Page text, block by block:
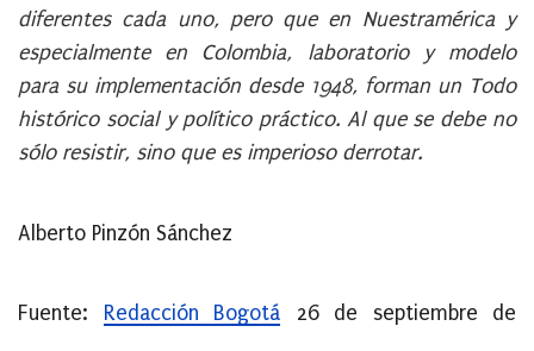
diferentes cada uno, pero que en Nuestramérica y
especialmente en Colombia, laboratorio y modelo
para su implementación desde 1948, forman un Todo
histórico social y político práctico. Al que se debe no
sólo resistir, sino que es imperioso derrotar.
Alberto Pinzón Sánchez
Fuente: Redacción Bogotá 26 de septiembre de